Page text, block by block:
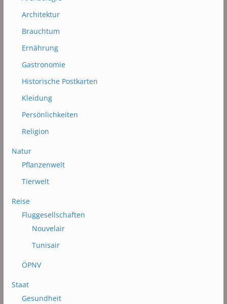
Architektur
Brauchtum
Ernährung
Gastronomie
Historische Postkarten
Kleidung
Persönlichkeiten
Religion
Natur
Pflanzenwelt
Tierwelt
Reise
Fluggesellschaften
Nouvelair
Tunisair
ÖPNV
Staat
Gesundheit